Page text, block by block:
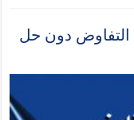
دون حل